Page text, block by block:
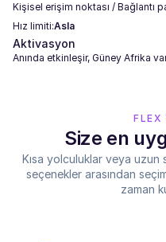
Kişisel erişim noktası / Bağlantı
Hız limiti:Asla
Aktivasyon
Anında etkinleşir, Güney Afrika
FLEX
Size en
Kısa yolculuklar veya uzun
seçenekler arasından
zaman